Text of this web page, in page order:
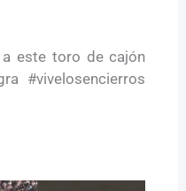
este toro de cajón
#vivelosencierros